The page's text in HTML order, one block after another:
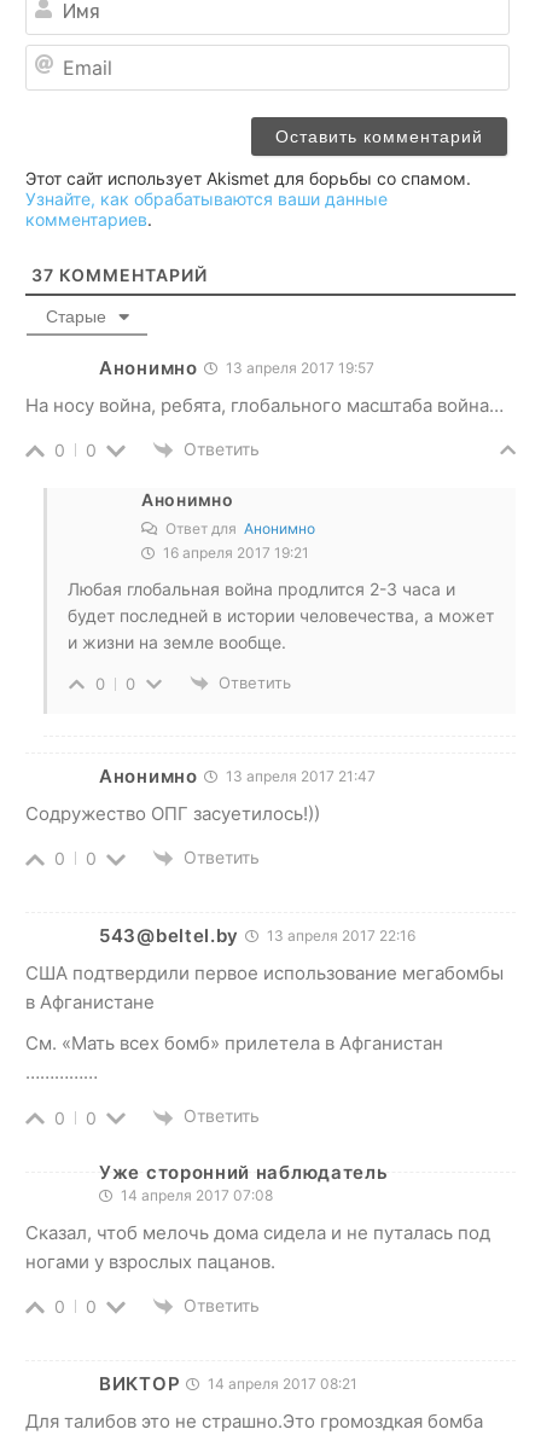
Этот сайт использует Akismet для борьбы со спамом.
Узнайте, как обрабатываются ваши данные
комментариев.
37 КОММЕНТАРИЙ
Старые
Анонимно 13 апреля 2017 19:57
На носу война, ребята, глобального масштаба война…
0 0 Ответить
Анонимно
Ответ для Анонимно
16 апреля 2017 19:21
Любая глобальная война продлится 2-3 часа и
будет последней в истории человечества, а может
и жизни на земле вообще.
0 0 Ответить
Анонимно 13 апреля 2017 21:47
Содружество ОПГ засуетилось!))
0 0 Ответить
543@beltel.by 13 апреля 2017 22:16
США подтвердили первое использование мегабомбы
в Афганистане
См. «Мать всех бомб» прилетела в Афганистан
……………
0 0 Ответить
Уже сторонний наблюдатель
14 апреля 2017 07:08
Сказал, чтоб мелочь дома сидела и не путалась под
ногами у взрослых пацанов.
0 0 Ответить
ВИКТОР 14 апреля 2017 08:21
Для талибов это не страшно.Это громоздкая бомба